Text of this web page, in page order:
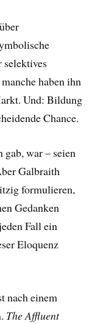
selektives
haben ihn
Und: Bildung
Chance.
gab, war – seien
Galbraith
formulieren,
Gedanken
Fall ein
Eloquenz
nach einem
The Affluent